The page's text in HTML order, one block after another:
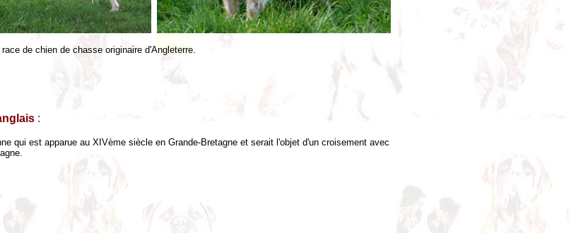
de chien de chasse originaire d'Angleterre.
:
qui est apparue au XIVème siècle en Grande-Bretagne et serait l'objet d'un croisement avec